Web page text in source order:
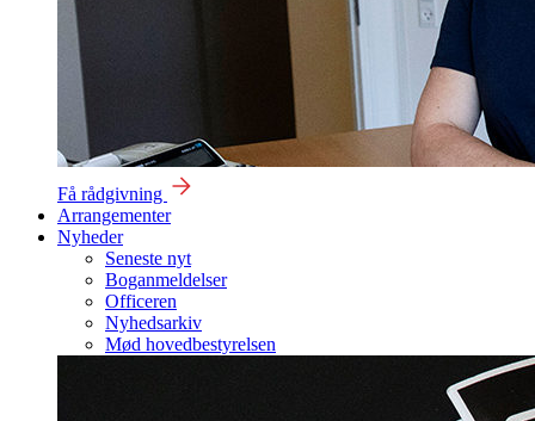
Få rådgivning
Arrangementer
Nyheder
Seneste nyt
Boganmeldelser
Officeren
Nyhedsarkiv
Mød hovedbestyrelsen